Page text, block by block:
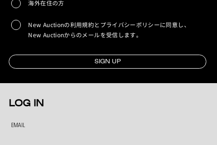
海外在住の方
New Auctionの利用規約とプライバシーポリシーに同意し、
New Auctionからのメールを受信します。
SIGN UP
LOG IN
EMAIL